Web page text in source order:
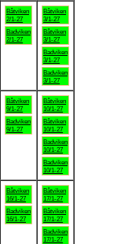
Båtviken
2/1-27
Badviken
2/1-27
Båtviken
3/1-27
Båtviken
3/1-27
Badviken
3/1-27
Badviken
3/1-27
Båtviken
9/1-27
Badviken
9/1-27
Båtviken
10/1-27
Båtviken
10/1-27
Badviken
10/1-27
Badviken
10/1-27
Båtviken
16/1-27
Badviken
16/1-27
Båtviken
17/1-27
Båtviken
17/1-27
Badviken
17/1-27